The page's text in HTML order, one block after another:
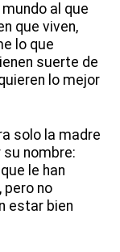
al que
que viven,
lo que
suerte de
lo mejor
solo la madre
su nombre:
le han
no
estar bien